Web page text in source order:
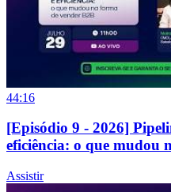
44:16
[Episódio 9 - 2026]
eficiência: o que mudou
Assistir